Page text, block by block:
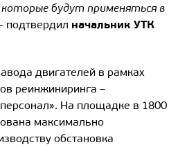
будут применяться в
подтвердил начальник УТК
двигателей в рамках
реинжиниринга –
На площадке в 1800
максимально
обстановка